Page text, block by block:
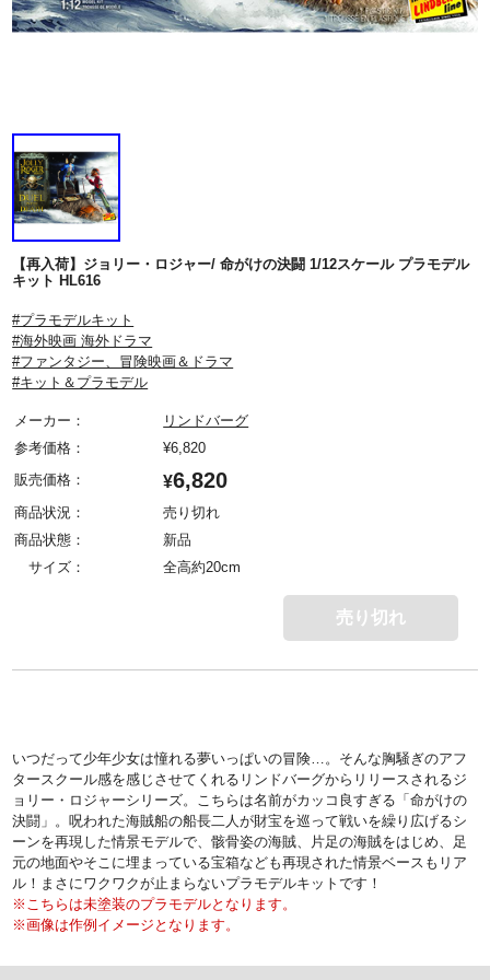
【再入荷】ジョリー・ロジャー/ 命がけの決闘 1/12スケール プラモデル
キット HL616
#プラモデルキット
#海外映画 海外ドラマ
#ファンタジー、冒険映画＆ドラマ
#キット＆プラモデル
メーカー：
リンドバーグ
参考価格：
¥6,820
販売価格：
¥6,820
商品状況：
売り切れ
商品状態：
新品
サイズ：
全高約20cm
売り切れ
いつだって少年少女は憧れる夢いっぱいの冒険…。そんな胸騒ぎのアフ
タースクール感を感じさせてくれるリンドバーグからリリースされるジ
ョリー・ロジャーシリーズ。こちらは名前がカッコ良すぎる「命がけの
決闘」。呪われた海賊船の船長二人が財宝を巡って戦いを繰り広げるシ
ーンを再現した情景モデルで、骸骨姿の海賊、片足の海賊をはじめ、足
元の地面やそこに埋まっている宝箱なども再現された情景ベースもリア
ル！まさにワクワクが止まらないプラモデルキットです！
※こちらは未塗装のプラモデルとなります。
※画像は作例イメージとなります。